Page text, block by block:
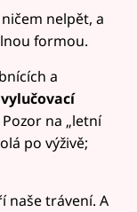
nelpět, a
formou.
a
Pozor na „letní
po výživě;
naše trávení. A